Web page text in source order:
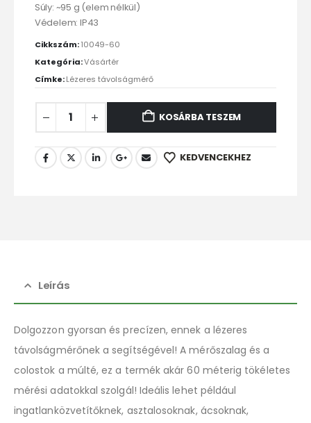
Súly: ~95 g (elem nélkül)
Védelem: IP43
Cikkszám:10049-60
Kategória:Vásártér
Címke:Lézeres távolságmérő
KOSÁRBA TESZEM
KEDVENCEKHEZ
Leírás
Dolgozzon gyorsan és precízen, ennek a lézeres
távolságmérőnek a segítségével! A mérőszalag és a
colostok a múlté, ez a termék akár 60 méterig tökéletes
mérési adatokkal szolgál! Ideális lehet például
ingatlanközvetítőknek, asztalosoknak, ácsoknak,